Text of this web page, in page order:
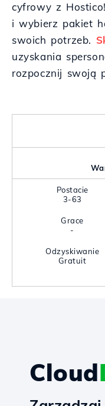
cyfrowy z
i wybierz pakiet
swoich potrzeb.
uzyskania
rozpocznij swoją
Postacie
3-63
Grace
-
Odzyskiwanie
Gratuit
Cloud